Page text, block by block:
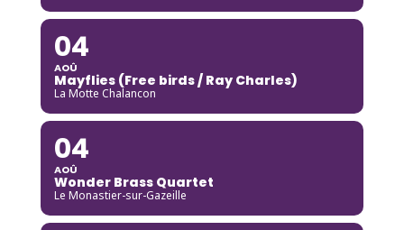
04
AOÛ
Mayflies (Free birds / Ray Charles)
La Motte Chalancon
04
AOÛ
Wonder Brass Quartet
Le Monastier-sur-Gazeille